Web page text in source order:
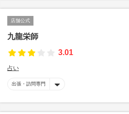
店舗公式
九龍栄師
3.01
占い
出張・訪問専門